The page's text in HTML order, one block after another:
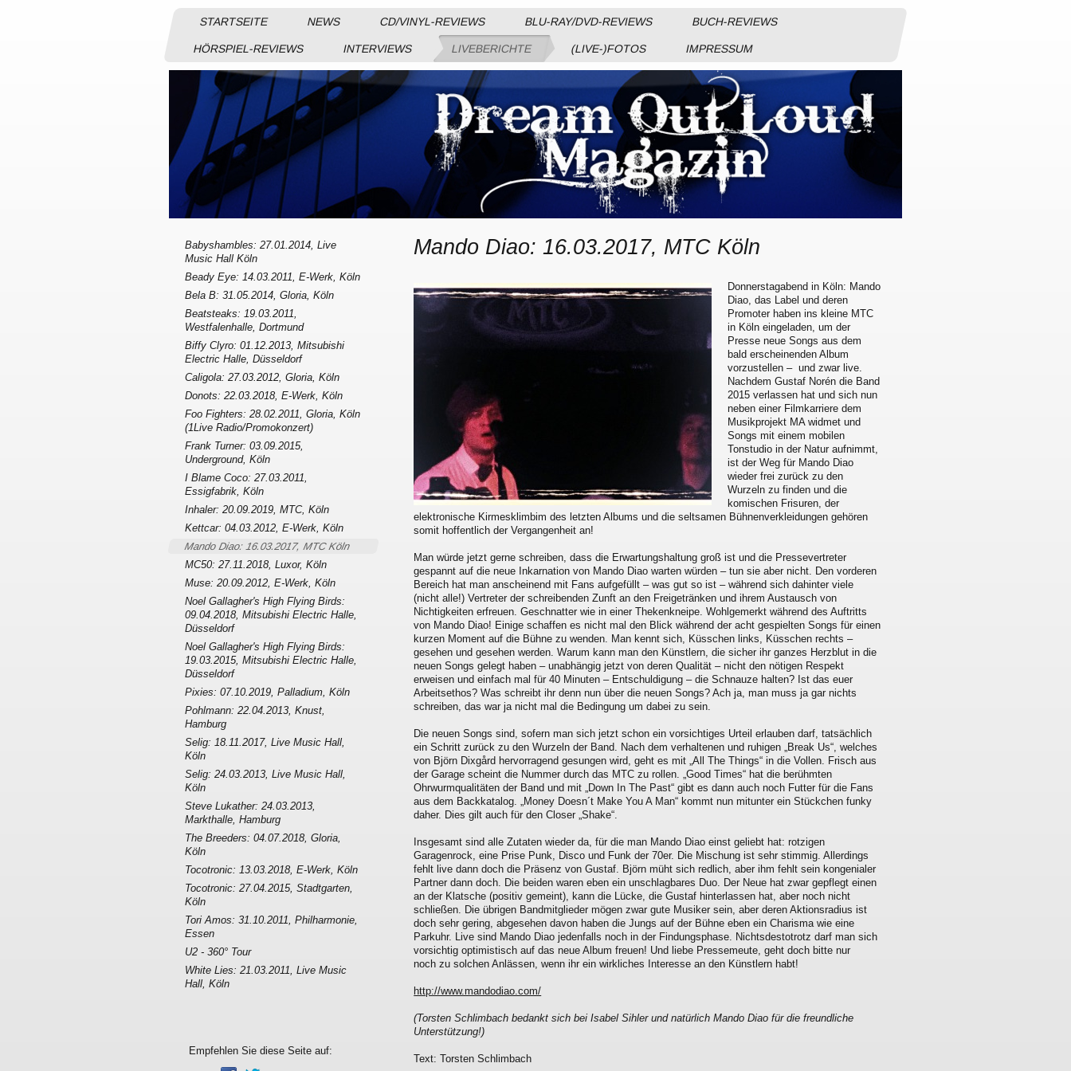
STARTSEITE NEWS CD/VINYL-REVIEWS BLU-RAY/DVD-REVIEWS BUCH-REVIEWS
HÖRSPIEL-REVIEWS INTERVIEWS LIVEBERICHTE (LIVE-)FOTOS IMPRESSUM
Mando Diao: 16.03.2017, MTC Köln
Donnerstagabend in Köln: Mando
Diao, das Label und deren
Promoter haben ins kleine MTC
in Köln eingeladen, um der
Presse neue Songs aus dem
bald erscheinenden Album
vorzustellen – und zwar live.
Nachdem Gustaf Norén die Band
2015 verlassen hat und sich nun
neben einer Filmkarriere dem
Musikprojekt MA widmet und
Songs mit einem mobilen
Tonstudio in der Natur aufnimmt,
ist der Weg für Mando Diao
wieder frei zurück zu den
Wurzeln zu finden und die
komischen Frisuren, der
elektronische Kirmesklimbim des letzten Albums und die seltsamen Bühnenverkleidungen gehören
somit hoffentlich der Vergangenheit an!
Man würde jetzt gerne schreiben, dass die Erwartungshaltung groß ist und die Pressevertreter
gespannt auf die neue Inkarnation von Mando Diao warten würden – tun sie aber nicht. Den vorderen
Bereich hat man anscheinend mit Fans aufgefüllt – was gut so ist – während sich dahinter viele
(nicht alle!) Vertreter der schreibenden Zunft an den Freigetränken und ihrem Austausch von
Nichtigkeiten erfreuen. Geschnatter wie in einer Thekenkneipe. Wohlgemerkt während des Auftritts
von Mando Diao! Einige schaffen es nicht mal den Blick während der acht gespielten Songs für einen
kurzen Moment auf die Bühne zu wenden. Man kennt sich, Küsschen links, Küsschen rechts –
gesehen und gesehen werden. Warum kann man den Künstlern, die sicher ihr ganzes Herzblut in die
neuen Songs gelegt haben – unabhängig jetzt von deren Qualität – nicht den nötigen Respekt
erweisen und einfach mal für 40 Minuten – Entschuldigung – die Schnauze halten? Ist das euer
Arbeitsethos? Was schreibt ihr denn nun über die neuen Songs? Ach ja, man muss ja gar nichts
schreiben, das war ja nicht mal die Bedingung um dabei zu sein.
Die neuen Songs sind, sofern man sich jetzt schon ein vorsichtiges Urteil erlauben darf, tatsächlich
ein Schritt zurück zu den Wurzeln der Band. Nach dem verhaltenen und ruhigen „Break Us“, welches
von Björn Dixgård hervorragend gesungen wird, geht es mit „All The Things“ in die Vollen. Frisch aus
der Garage scheint die Nummer durch das MTC zu rollen. „Good Times“ hat die berühmten
Ohrwurmqualitäten der Band und mit „Down In The Past“ gibt es dann auch noch Futter für die Fans
aus dem Backkatalog. „Money Doesn´t Make You A Man“ kommt nun mitunter ein Stückchen funky
daher. Dies gilt auch für den Closer „Shake“.
Insgesamt sind alle Zutaten wieder da, für die man Mando Diao einst geliebt hat: rotzigen
Garagenrock, eine Prise Punk, Disco und Funk der 70er. Die Mischung ist sehr stimmig. Allerdings
fehlt live dann doch die Präsenz von Gustaf. Björn müht sich redlich, aber ihm fehlt sein kongenialer
Partner dann doch. Die beiden waren eben ein unschlagbares Duo. Der Neue hat zwar gepflegt einen
an der Klatsche (positiv gemeint), kann die Lücke, die Gustaf hinterlassen hat, aber noch nicht
schließen. Die übrigen Bandmitglieder mögen zwar gute Musiker sein, aber deren Aktionsradius ist
doch sehr gering, abgesehen davon haben die Jungs auf der Bühne eben ein Charisma wie eine
Parkuhr. Live sind Mando Diao jedenfalls noch in der Findungsphase. Nichtsdestotrotz darf man sich
vorsichtig optimistisch auf das neue Album freuen! Und liebe Pressemeute, geht doch bitte nur
noch zu solchen Anlässen, wenn ihr ein wirkliches Interesse an den Künstlern habt!
http://www.mandodiao.com/
(Torsten Schlimbach bedankt sich bei Isabel Sihler und natürlich Mando Diao für die freundliche
Unterstützung!)
Text: Torsten Schlimbach
Babyshambles: 27.01.2014, Live
Music Hall Köln
Beady Eye: 14.03.2011, E-Werk, Köln
Bela B: 31.05.2014, Gloria, Köln
Beatsteaks: 19.03.2011,
Westfalenhalle, Dortmund
Biffy Clyro: 01.12.2013, Mitsubishi
Electric Halle, Düsseldorf
Caligola: 27.03.2012, Gloria, Köln
Donots: 22.03.2018, E-Werk, Köln
Foo Fighters: 28.02.2011, Gloria, Köln
(1Live Radio/Promokonzert)
Frank Turner: 03.09.2015,
Underground, Köln
I Blame Coco: 27.03.2011,
Essigfabrik, Köln
Inhaler: 20.09.2019, MTC, Köln
Kettcar: 04.03.2012, E-Werk, Köln
Mando Diao: 16.03.2017, MTC Köln
MC50: 27.11.2018, Luxor, Köln
Muse: 20.09.2012, E-Werk, Köln
Noel Gallagher's High Flying Birds:
09.04.2018, Mitsubishi Electric Halle,
Düsseldorf
Noel Gallagher's High Flying Birds:
19.03.2015, Mitsubishi Electric Halle,
Düsseldorf
Pixies: 07.10.2019, Palladium, Köln
Pohlmann: 22.04.2013, Knust,
Hamburg
Selig: 18.11.2017, Live Music Hall,
Köln
Selig: 24.03.2013, Live Music Hall,
Köln
Steve Lukather: 24.03.2013,
Markthalle, Hamburg
The Breeders: 04.07.2018, Gloria,
Köln
Tocotronic: 13.03.2018, E-Werk, Köln
Tocotronic: 27.04.2015, Stadtgarten,
Köln
Tori Amos: 31.10.2011, Philharmonie,
Essen
U2 - 360° Tour
White Lies: 21.03.2011, Live Music
Hall, Köln
Empfehlen Sie diese Seite auf: